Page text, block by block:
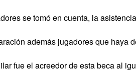
se tomó en cuenta, la
además jugadores que haya
fue el acreedor de esta beca al